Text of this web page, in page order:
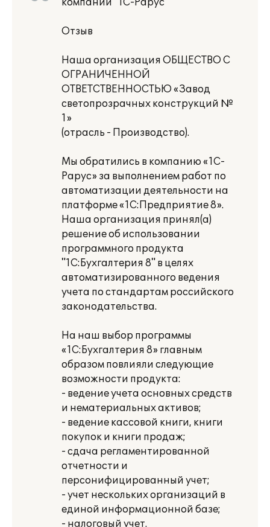
компании "1С-Рарус"
Отзыв
Наша организация ОБЩЕСТВО С
ОГРАНИЧЕННОЙ
ОТВЕТСТВЕННОСТЬЮ «Завод
светопрозрачных конструкций №
1»
(отрасль - Производство).
Мы обратились в компанию «1С-
Рарус» за выполнением работ по
автоматизации деятельности на
платформе «1С:Предприятие 8».
Наша организация принял(а)
решение об использовании
программного продукта
"1С:Бухгалтерия 8" в целях
автоматизированного ведения
учета по стандартам российского
законодательства.
На наш выбор программы
«1С:Бухгалтерия 8» главным
образом повлияли следующие
возможности продукта:
- ведение учета основных средств
и нематериальных активов;
- ведение кассовой книги, книги
покупок и книги продаж;
- сдача регламентированной
отчетности и
персонифицированный учет;
- учет нескольких организаций в
единой информационной базе;
- налоговый учет.